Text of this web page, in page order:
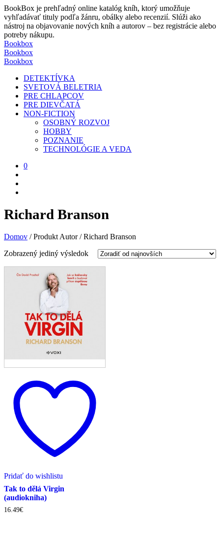
BookBox je prehľadný online katalóg kníh, ktorý umožňuje
vyhľadávať tituly podľa žánru, obálky alebo recenzií. Slúži ako
nástroj na objavovanie nových kníh a autorov – bez registrácie alebo
potreby nákupu.
Bookbox
Bookbox
Bookbox
DETEKTÍVKA
SVETOVÁ BELETRIA
PRE CHLAPCOV
PRE DIEVČATÁ
NON-FICTION
OSOBNÝ ROZVOJ
HOBBY
POZNANIE
TECHNOLÓGIE A VEDA
0
Richard Branson
Domov /Produkt Autor/Richard Branson
Zobrazený jediný výsledok
Pridať do wishlistu
Tak to dělá Virgin
(audiokniha)
16.49€